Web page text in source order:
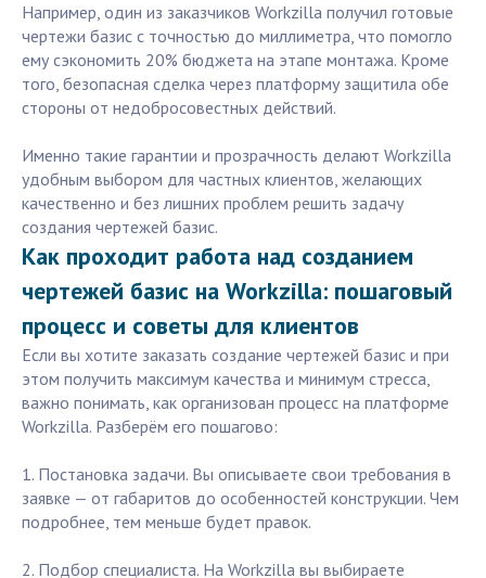
Например, один из заказчиков Workzilla получил готовые
чертежи базис с точностью до миллиметра, что помогло
ему сэкономить 20% бюджета на этапе монтажа. Кроме
того, безопасная сделка через платформу защитила обе
стороны от недобросовестных действий.
Именно такие гарантии и прозрачность делают Workzilla
удобным выбором для частных клиентов, желающих
качественно и без лишних проблем решить задачу
создания чертежей базис.
Как проходит работа над созданием
чертежей базис на Workzilla: пошаговый
процесс и советы для клиентов
Если вы хотите заказать создание чертежей базис и при
этом получить максимум качества и минимум стресса,
важно понимать, как организован процесс на платформе
Workzilla. Разберём его пошагово:
1. Постановка задачи. Вы описываете свои требования в
заявке — от габаритов до особенностей конструкции. Чем
подробнее, тем меньше будет правок.
2. Подбор специалиста. На Workzilla вы выбираете